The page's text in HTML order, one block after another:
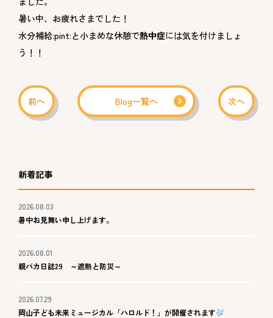
暑い中、お疲れさまでした！
水分補給:pint:と小まめな休憩で熱中症には気を付けましょ
う！！
前へ 次へ
Blog一覧へ
新着記事
2026.08.03
暑中お見舞い申し上げます。
2026.08.01
親バカ日誌29 ～遮熱と防災～
2026.07.29
岡山子ども未来ミュージカル「ハロルド！」が開催されます